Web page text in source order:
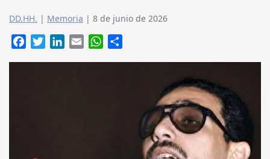
DD.HH. | Memoria | 8 de junio de 2026
FacebookTwitterLinkedIn
Email WhatsApp